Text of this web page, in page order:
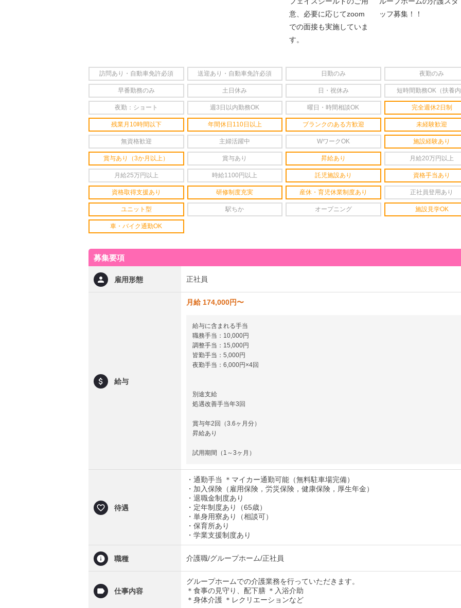
意、必要に応じてzoom
での面接も実施していま
す。
ッフ募集！！
訪問あり・自動車免許必須 送迎あり・自動車免許必須 日勤のみ 夜勤のみ
早番勤務のみ 土日休み 日・祝休み 短時間勤務OK（扶養
夜勤：ショート 週3日以内勤務OK 曜日・時間相談OK 完全週休2日制
残業月10時間以下 年間休日110日以上 ブランクのある方歓迎 未経験歓迎
無資格歓迎 主婦活躍中 WワークOK 施設経験あり
賞与あり（3か月以上） 賞与あり 昇給あり 月給20万円以上
月給25万円以上 時給1100円以上 託児施設あり 資格手当あり
資格取得支援あり 研修制度充実 産休・育児休業制度あり 正社員登用あり
ユニット型 駅ちか オープニング 施設見学OK
車・バイク通勤OK
募集要項
雇用形態 正社員
給与
月給 174,000円〜
給与に含まれる手当
職務手当：10,000円
調整手当：15,000円
皆勤手当：5,000円
夜勤手当：6,000円×4回
別途支給
処遇改善手当年3回
賞与年2回（3.6ヶ月分）
昇給あり
試用期間（1～3ヶ月）
待遇
・通勤手当 ＊マイカー通勤可能（無料駐車場完備）
・加入保険（雇用保険，労災保険，健康保険，厚生年金）
・退職金制度あり
・定年制度あり（65歳）
・単身用寮あり（相談可）
・保育所あり
・学業支援制度あり
職種 介護職/グループホーム/正社員
仕事内容
グループホームでの介護業務を行っていただきます。
＊食事の見守り、配下膳 ＊入浴介助
＊身体介護 ＊レクリエーションなど